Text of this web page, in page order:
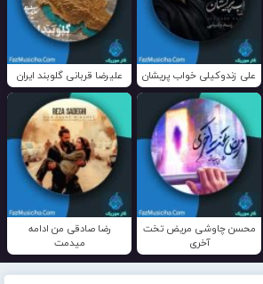
علی زندوکیلی خواب پریشان علیرضا قربانی گلوبند ایران
محسن چاوشی مریض تخت
آخری
رضا صادقی من ادامه
میدمت